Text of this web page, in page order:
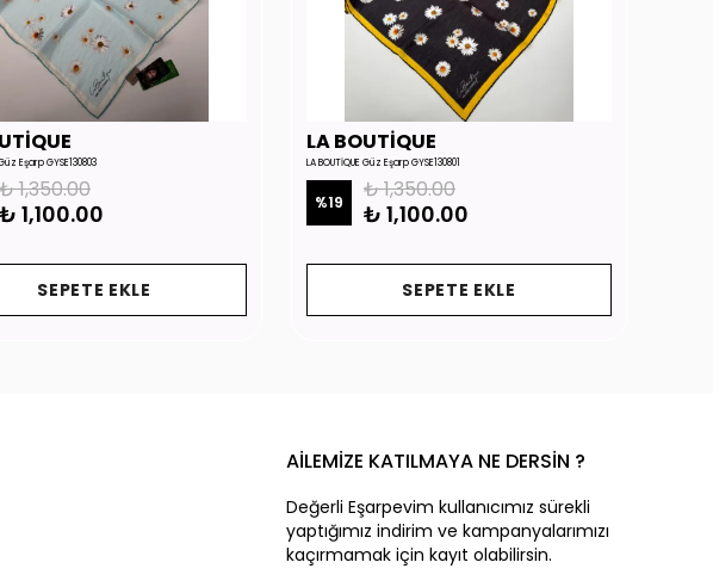
Eşarp GYSE130803
₺ 1,350.00
₺ 1,100.00
SEPETE EKLE
LA BOUTİQUE
LA BOUTİQUE Güz Eşarp GYSE130801
%19 ₺ 1,350.00
₺ 1,100.00
SEPETE EKLE
AİLEMİZE KATILMAYA NE DERSİN ?
Değerli Eşarpevim kullanıcımız sürekli
yaptığımız indirim ve kampanyalarımızı
kaçırmamak için kayıt olabilirsin.